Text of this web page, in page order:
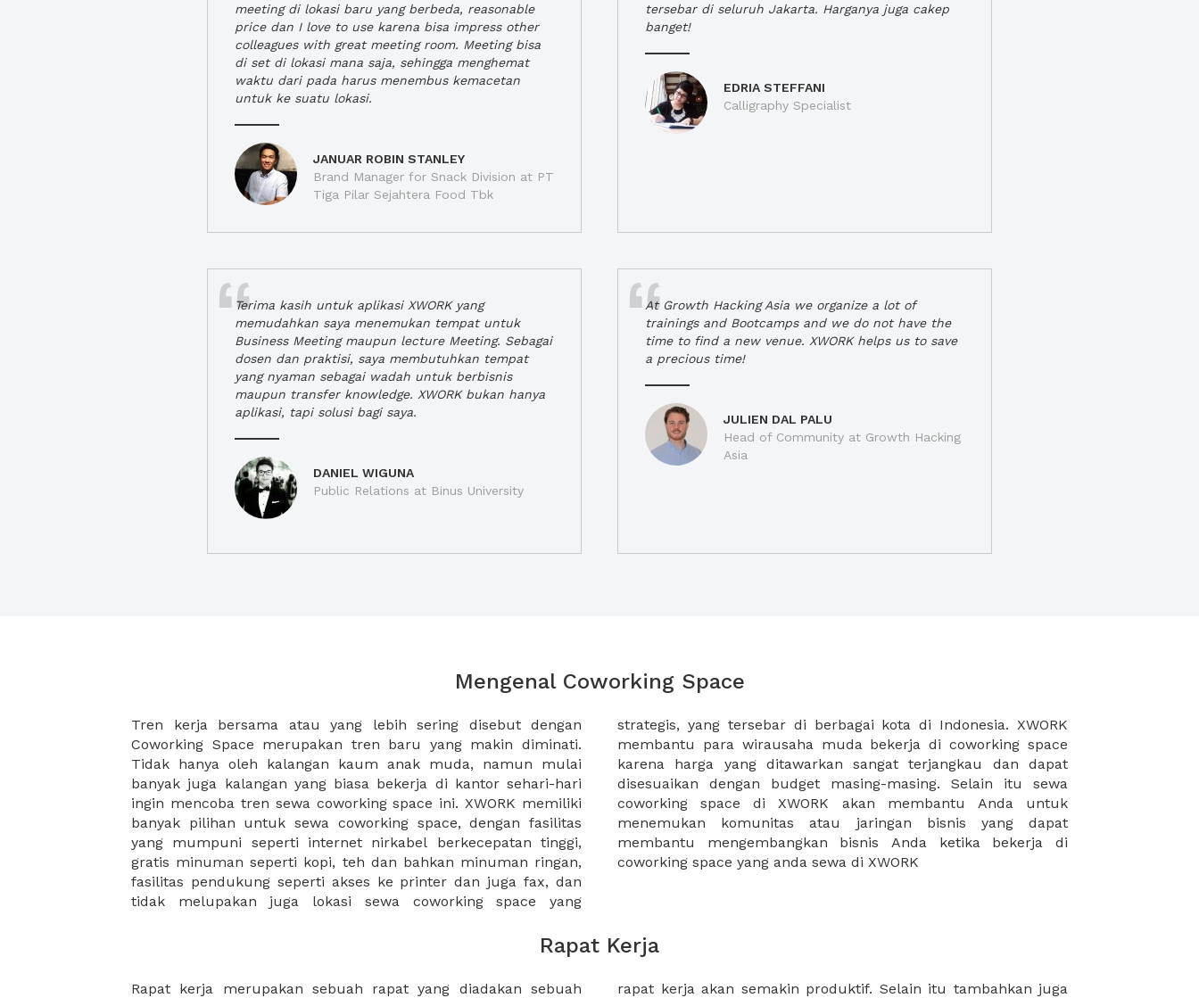
meeting di lokasi baru yang berbeda, reasonable
price dan I love to use karena bisa impress other
colleagues with great meeting room. Meeting bisa
di set di lokasi mana saja, sehingga menghemat
waktu dari pada harus menembus kemacetan
untuk ke suatu lokasi.
JANUAR ROBIN STANLEY
Brand Manager for Snack Division at PT
Tiga Pilar Sejahtera Food Tbk
tersebar di seluruh Jakarta. Harganya juga cakep
banget!
EDRIA STEFFANI
Calligraphy Specialist
Terima kasih untuk aplikasi XWORK yang
memudahkan saya menemukan tempat untuk
Business Meeting maupun lecture Meeting. Sebagai
dosen dan praktisi, saya membutuhkan tempat
yang nyaman sebagai wadah untuk berbisnis
maupun transfer knowledge. XWORK bukan hanya
aplikasi, tapi solusi bagi saya.
DANIEL WIGUNA
Public Relations at Binus University
At Growth Hacking Asia we organize a lot of
trainings and Bootcamps and we do not have the
time to find a new venue. XWORK helps us to save
a precious time!
JULIEN DAL PALU
Head of Community at Growth Hacking
Asia
Mengenal Coworking Space
Tren kerja bersama atau yang lebih sering disebut dengan
Coworking Space merupakan tren baru yang makin diminati.
Tidak hanya oleh kalangan kaum anak muda, namun mulai
banyak juga kalangan yang biasa bekerja di kantor sehari-hari
ingin mencoba tren sewa coworking space ini. XWORK memiliki
banyak pilihan untuk sewa coworking space, dengan fasilitas
yang mumpuni seperti internet nirkabel berkecepatan tinggi,
gratis minuman seperti kopi, teh dan bahkan minuman ringan,
fasilitas pendukung seperti akses ke printer dan juga fax, dan
tidak melupakan juga lokasi sewa coworking space yang
strategis, yang tersebar di berbagai kota di Indonesia. XWORK
membantu para wirausaha muda bekerja di coworking space
karena harga yang ditawarkan sangat terjangkau dan dapat
disesuaikan dengan budget masing-masing. Selain itu sewa
coworking space di XWORK akan membantu Anda untuk
menemukan komunitas atau jaringan bisnis yang dapat
membantu mengembangkan bisnis Anda ketika bekerja di
coworking space yang anda sewa di XWORK
Rapat Kerja
Rapat kerja merupakan sebuah rapat yang diadakan sebuah
rapat kerja akan semakin produktif. Selain itu tambahkan juga